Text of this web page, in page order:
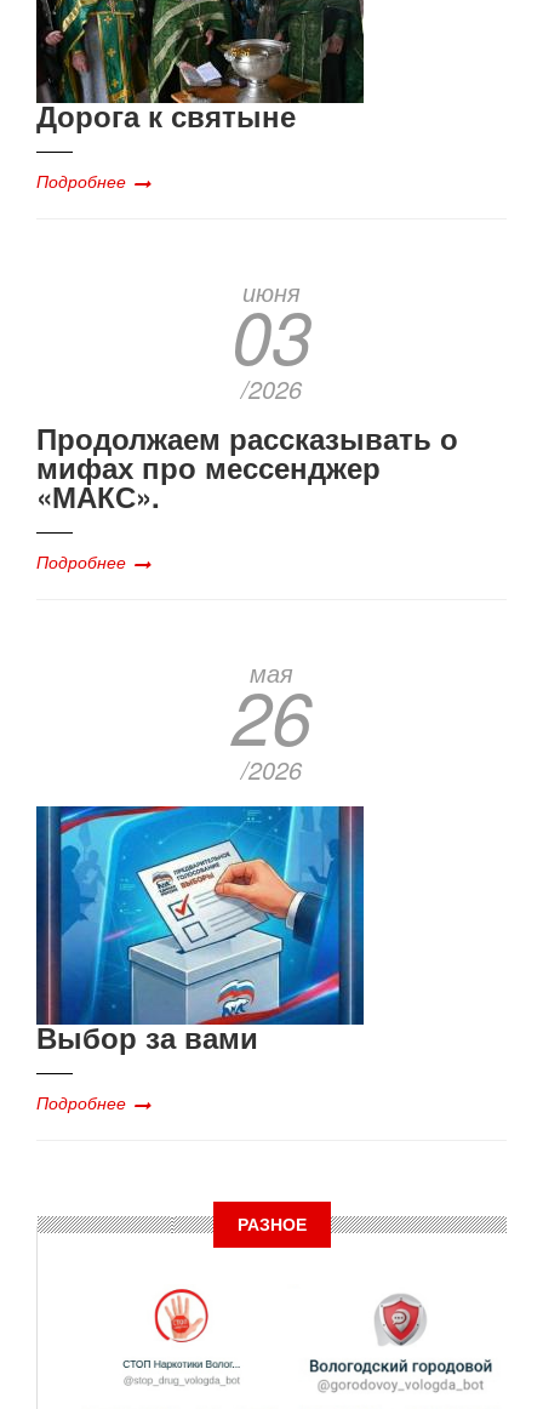
Дорога к святыне
Подробнее
июня
03
/2026
Продолжаем рассказывать о
мифах про мессенджер
«МАКС».
Подробнее
мая
26
/2026
Выбор за вами
Подробнее
РАЗНОЕ